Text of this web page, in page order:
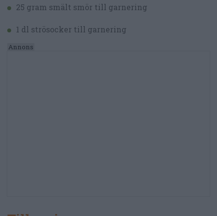
25 gram smält smör till garnering
1 dl strösocker till garnering